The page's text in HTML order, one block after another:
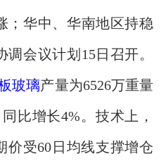
；华中、华南地区持稳
会议计划15日召开。
玻璃产量为6526万重量
比增长4%。技术上，
价受60日均线支撑增仓